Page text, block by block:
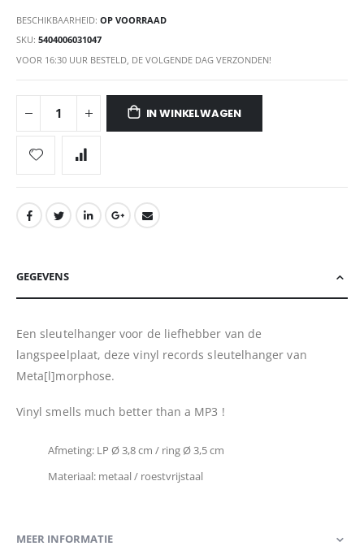
BESCHIKBAARHEID: OP VOORRAAD
SKU 5404006031047
VOOR 16:30 UUR BESTELD, DE VOLGENDE DAG VERZONDEN!
IN WINKELWAGEN
GEGEVENS
Een sleutelhanger voor de liefhebber van de
langspeelplaat, deze vinyl records sleutelhanger van
Meta[l]morphose.
Vinyl smells much better than a MP3 !
Afmeting: LP Ø 3,8 cm / ring Ø 3,5 cm
Materiaal: metaal / roestvrijstaal
MEER INFORMATIE